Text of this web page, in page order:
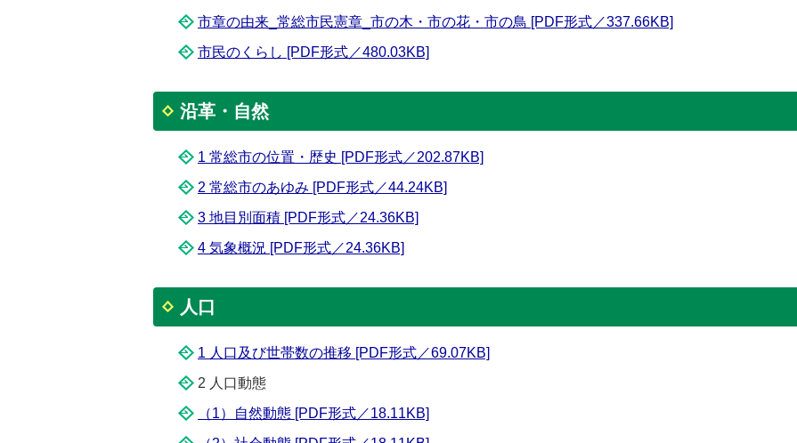
市章の由来_常総市民憲章_市の木・市の花・市の鳥 [PDF形式／337.66KB]
市民のくらし [PDF形式／480.03KB]
沿革・自然
1 常総市の位置・歴史 [PDF形式／202.87KB]
2 常総市のあゆみ [PDF形式／44.24KB]
3 地目別面積 [PDF形式／24.36KB]
4 気象概況 [PDF形式／24.36KB]
人口
1 人口及び世帯数の推移 [PDF形式／69.07KB]
2 人口動態
（1）自然動態 [PDF形式／18.11KB]